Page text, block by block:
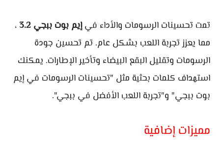
تمت تحسينات الرسومات والأداء فيإيم بوت ببجي 3.2،
مما يعزز تجربة اللعب بشكل عام. تم تحسين جودة
الرسومات وتقليل البقع البيضاء وتأخير الإطارات. يمكنك
استهداف كلمات بحثية مثل "تحسينات الرسومات في إيم
بوت ببجي" و"تجربة اللعب الأفضل في ببجي".
مميزات إضافية